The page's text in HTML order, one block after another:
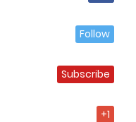
Follow
Subscribe
+1